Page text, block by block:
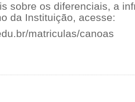
sobre os diferenciais, a
da Instituição, acesse:
matriculas/canoas